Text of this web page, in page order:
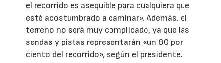
el recorrido es asequible para cualquiera que
esté acostumbrado a caminar». Además, el
terreno no será muy complicado, ya que las
sendas y pistas representarán «un 80 por
ciento del recorrido», según el presidente.